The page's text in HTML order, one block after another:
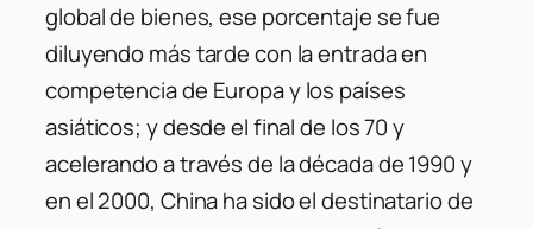
global de bienes, ese porcentaje se fue
diluyendo más tarde con la entrada en
competencia de Europa y los países
asiáticos; y desde el final de los 70 y
acelerando a través de la década de 1990 y
en el 2000, China ha sido el destinatario de